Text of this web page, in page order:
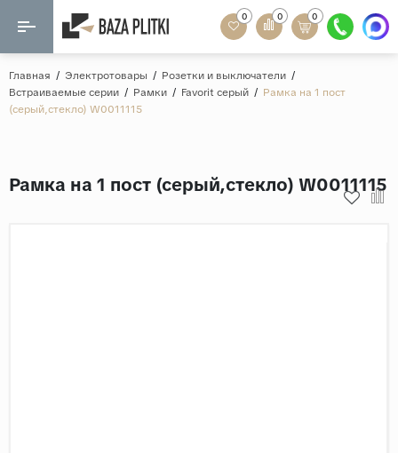
Назад
Керамогранит
Назад
20x120
Мозаика
0 0 0
Главная / Электротовары / Розетки и выключатели /
Встраиваемые серии / Рамки / Favorit серый / Рамка на 1 пост
(серый,стекло) W0011115
Рамка на 1 пост (серый,стекло) W0011115